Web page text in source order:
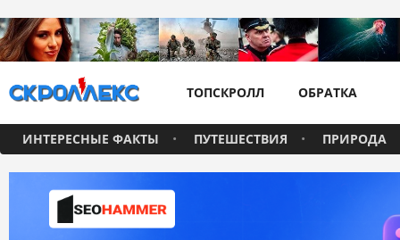
ТОПСКРОЛЛ ОБРАТКА
ИНТЕРЕСНЫЕ ФАКТЫ ПУТЕШЕСТВИЯ ПРИРОДА